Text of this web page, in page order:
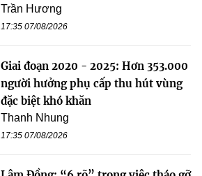
Trần Hương
17:35 07/08/2026
Giai đoạn 2020 - 2025: Hơn 353.000
người hưởng phụ cấp thu hút vùng
đặc biệt khó khăn
Thanh Nhung
17:35 07/08/2026